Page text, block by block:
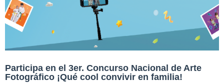
Participa en el 3er. Concurso Nacional de Arte
Fotográfico ¡Qué cool convivir en familia!